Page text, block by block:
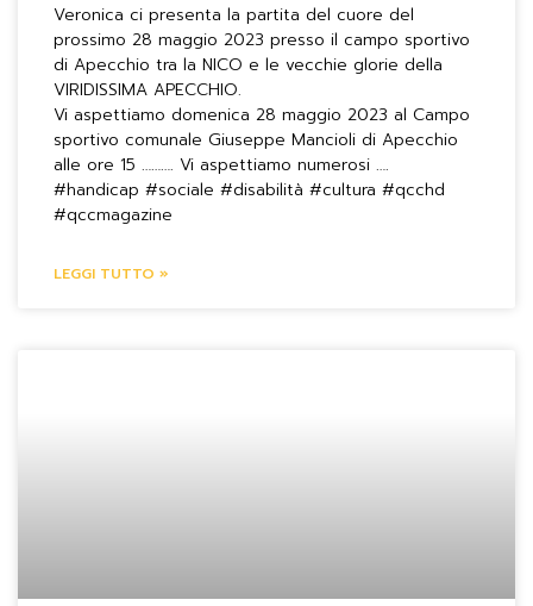
Veronica ci presenta la partita del cuore del
prossimo 28 maggio 2023 presso il campo sportivo
di Apecchio tra la NICO e le vecchie glorie della
VIRIDISSIMA APECCHIO.
Vi aspettiamo domenica 28 maggio 2023 al Campo
sportivo comunale Giuseppe Mancioli di Apecchio
alle ore 15 ………. Vi aspettiamo numerosi ….
#handicap #sociale #disabilità #cultura #qcchd
#qccmagazine
LEGGI TUTTO »